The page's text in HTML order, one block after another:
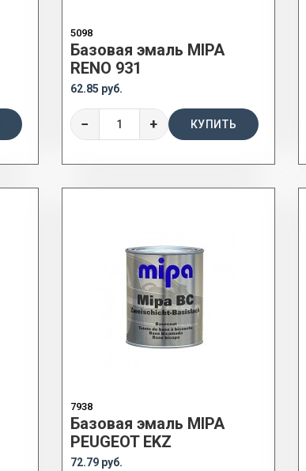
5098
Базовая эмаль MIPA
RENO 931
62.85 руб.
− + КУПИТЬ
7938
Базовая эмаль MIPA
PEUGEOT EKZ
72.79 руб.